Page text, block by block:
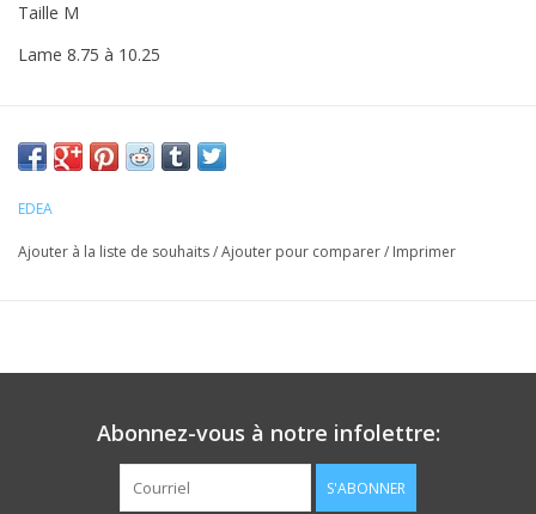
Taille M
Lame 8.75 à 10.25
EDEA
Ajouter à la liste de souhaits/Ajouter pour comparer/ Imprimer
Abonnez-vous à notre infolettre:
S'ABONNER